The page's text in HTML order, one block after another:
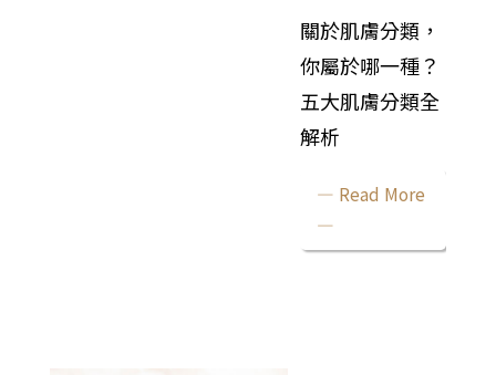
關於肌膚分類，
你屬於哪一種？
五大肌膚分類全
解析
— Read More
—